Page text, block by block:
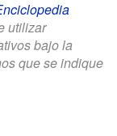
utilizar
bajo la
que se indique